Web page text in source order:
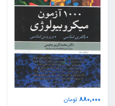
880,000 تومان